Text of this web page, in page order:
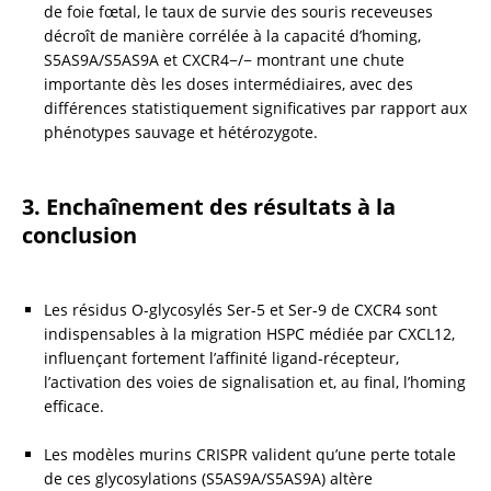
de foie fœtal, le taux de survie des souris receveuses
décroît de manière corrélée à la capacité d’homing,
S5AS9A/S5AS9A et CXCR4−/− montrant une chute
importante dès les doses intermédiaires, avec des
différences statistiquement significatives par rapport aux
phénotypes sauvage et hétérozygote.
3. Enchaînement des résultats à la
conclusion
Les résidus O-glycosylés Ser-5 et Ser-9 de CXCR4 sont
indispensables à la migration HSPC médiée par CXCL12,
influençant fortement l’affinité ligand-récepteur,
l’activation des voies de signalisation et, au final, l’homing
efficace.
Les modèles murins CRISPR valident qu’une perte totale
de ces glycosylations (S5AS9A/S5AS9A) altère